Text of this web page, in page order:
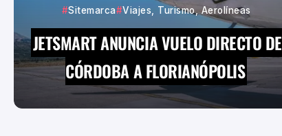
Sitemarca Viajes, Turismo, Aerolíneas
JETSMART ANUNCIA VUELO DIRECTO DE
CÓRDOBA A FLORIANÓPOLIS